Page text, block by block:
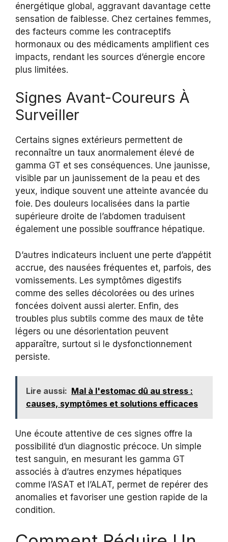
énergétique global, aggravant davantage cette
sensation de faiblesse. Chez certaines femmes,
des facteurs comme les contraceptifs
hormonaux ou des médicaments amplifient ces
impacts, rendant les sources d’énergie encore
plus limitées.
Signes Avant-Coureurs À
Surveiller
Certains signes extérieurs permettent de
reconnaître un taux anormalement élevé de
gamma GT et ses conséquences. Une jaunisse,
visible par un jaunissement de la peau et des
yeux, indique souvent une atteinte avancée du
foie. Des douleurs localisées dans la partie
supérieure droite de l’abdomen traduisent
également une possible souffrance hépatique.
D’autres indicateurs incluent une perte d’appétit
accrue, des nausées fréquentes et, parfois, des
vomissements. Les symptômes digestifs
comme des selles décolorées ou des urines
foncées doivent aussi alerter. Enfin, des
troubles plus subtils comme des maux de tête
légers ou une désorientation peuvent
apparaître, surtout si le dysfonctionnement
persiste.
Lire aussi: Mal à l'estomac dû au stress :
causes, symptômes et solutions efficaces
Une écoute attentive de ces signes offre la
possibilité d’un diagnostic précoce. Un simple
test sanguin, en mesurant les gamma GT
associés à d’autres enzymes hépatiques
comme l’ASAT et l’ALAT, permet de repérer des
anomalies et favoriser une gestion rapide de la
condition.